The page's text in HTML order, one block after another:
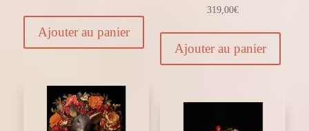
Ajouter au panier
319,00€
Ajouter au panier